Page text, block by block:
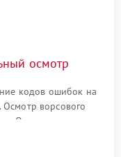
Подробнее →
Подробнее →
осмотр
кодов ошибок на
Осмотр ворсового
Опрос клиента о
сильно шумит